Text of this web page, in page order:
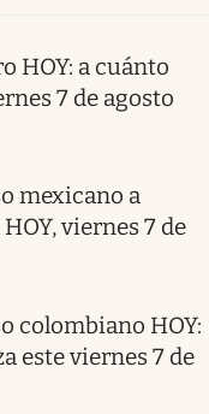
HOY: a cuánto
7 de agosto
mexicano a
viernes 7 de
colombiano HOY:
este viernes 7 de